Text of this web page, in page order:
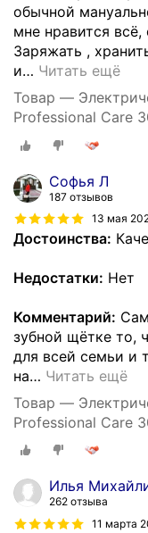
обычной
мне нравится
Заряжать ,
и… Читать ещё
Товар —
Professional Care
Софья Л
187 отзывов
13 мая
Достоинства:
Недостатки: Нет
Комментарий:
зубной щётке то,
для всей семьи и
на… Читать ещё
Товар —
Professional Care
Илья
262 отзыва
11 марта